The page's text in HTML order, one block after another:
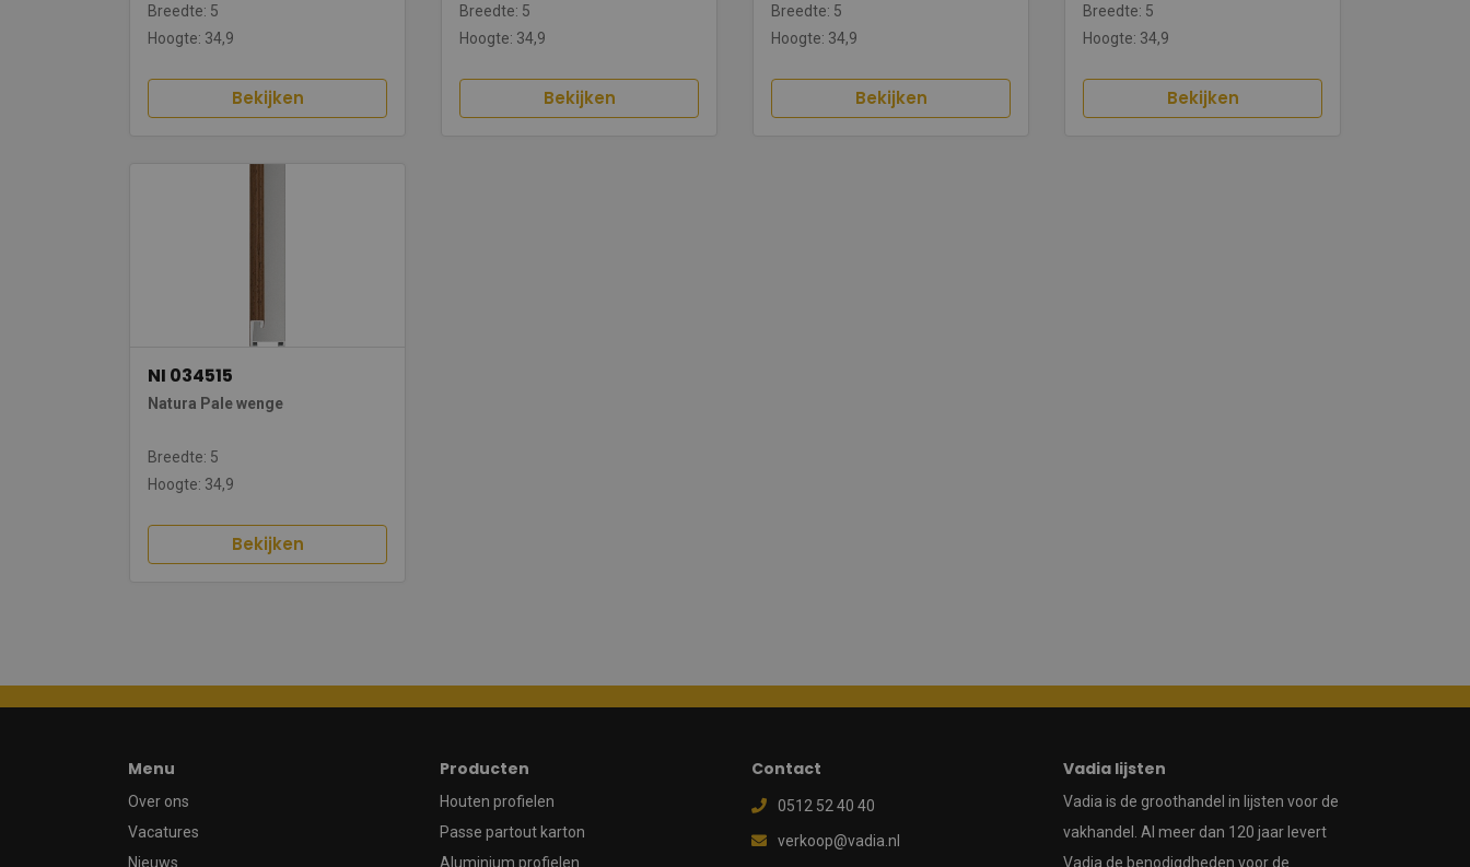
Breedte: 5
Hoogte: 34,9
Bekijken
Breedte: 5
Hoogte: 34,9
Bekijken
Breedte: 5
Hoogte: 34,9
Bekijken
Breedte: 5
Hoogte: 34,9
Bekijken
NI 034515
Natura Pale wenge
Breedte: 5
Hoogte: 34,9
Bekijken
Menu
Over ons
Vacatures
Nieuws
Producten
Houten profielen
Passe partout karton
Aluminium profielen
Contact
0512 52 40 40
verkoop@vadia.nl
Vadia lijsten
Vadia is de groothandel in lijsten voor de
vakhandel. Al meer dan 120 jaar levert
Vadia de benodigdheden voor de